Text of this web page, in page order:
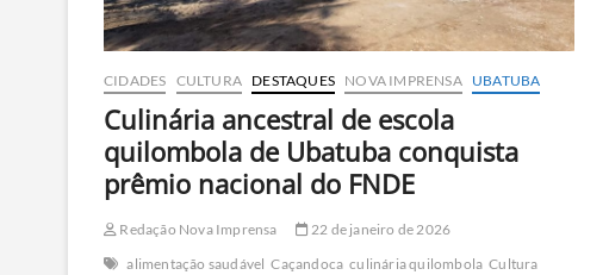
CIDADES CULTURA DESTAQUES NOVA IMPRENSA UBATUBA
Culinária ancestral de escola
quilombola de Ubatuba conquista
prêmio nacional do FNDE
Redação Nova Imprensa
22 de janeiro de 2026
alimentação saudável Caçandoca culinária quilombola Cultura